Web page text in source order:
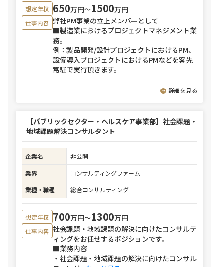
想定年収 650万円〜1500万円
仕事内容 弊社PM事業の立上メンバーとして
■製造業におけるプロジェクトマネジメント業
務。
例：製品開発/設計プロジェクトにおけるPM、
設備導入プロジェクトにおけるPMなどを客先
常駐で実行頂きます。
詳細を見る
【パブリックセクター・ヘルスケア事業部】社会課題・
地域課題解決コンサルタント
企業名
非公開
業界
コンサルティングファーム
業種・職種
総合コンサルティング
想定年収 700万円〜1300万円
仕事内容 社会課題・地域課題の解決に向けたコンサルテ
ィングをお任せするポジションです。
■業務内容
・社会課題・地域課題の解決に向けたコンサル